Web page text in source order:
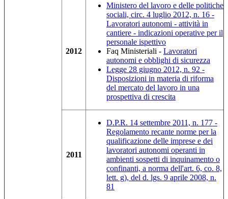
2012
Ministero del lavoro e delle politiche
sociali, circ. 4 luglio 2012, n. 16 -
Lavoratori autonomi - attività in
cantiere - indicazioni operative per il
personale ispettivo
Faq Ministeriali - Lavoratori
autonomi e obblighi di sicurezza
Legge 28 giugno 2012, n. 92 -
Disposizioni in materia di riforma
del mercato del lavoro in una
prospettiva di crescita
2011
D.P.R. 14 settembre 2011, n. 177 -
Regolamento recante norme per la
qualificazione delle imprese e dei
lavoratori autonomi operanti in
ambienti sospetti di inquinamento o
confinanti, a norma dell'art. 6, co. 8,
lett. g), del d. lgs. 9 aprile 2008, n.
81